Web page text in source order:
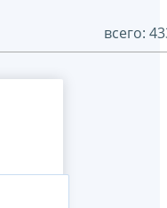
всего: